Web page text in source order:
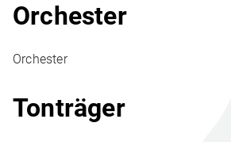
Orchester
Orchester
Tonträger